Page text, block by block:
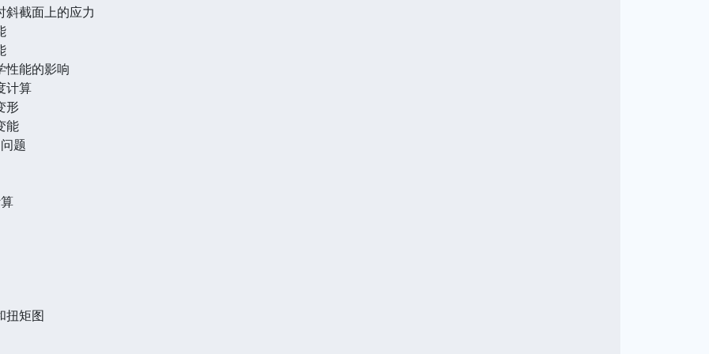
斜截面上的应力
性能的影响
计算
形
能
题
扭矩图